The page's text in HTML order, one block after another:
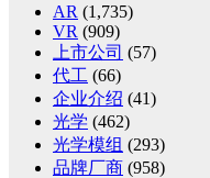
AR (1,735)
VR (909)
上市公司 (57)
代工 (66)
企业介绍 (41)
光学 (462)
光学模组 (293)
品牌厂商 (958)